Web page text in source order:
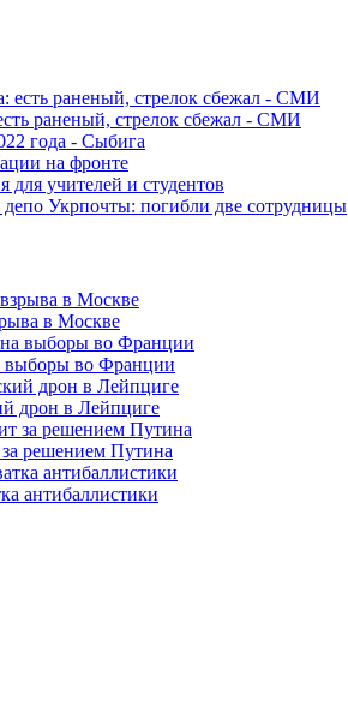
раненый, стрелок сбежал - СМИ
года - Сыбига
на фронте
учителей и студентов
Укрпочты: погибли две сотрудницы
в Москве
выборы во Франции
дрон в Лейпциге
решением Путина
антибаллистики